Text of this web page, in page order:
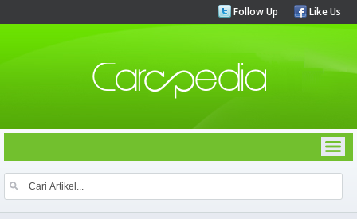
Follow Up Like Us